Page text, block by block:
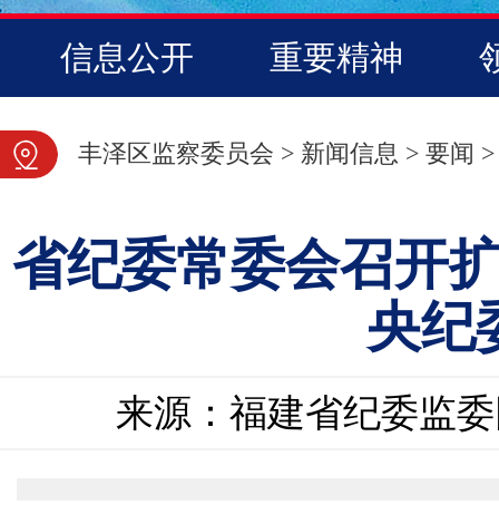
信息公开 重要精神
图片新闻
丰泽区监察委员会 > 新闻信息 > 要闻 >
省纪委常委会召开
央纪
来源：福建省纪委监